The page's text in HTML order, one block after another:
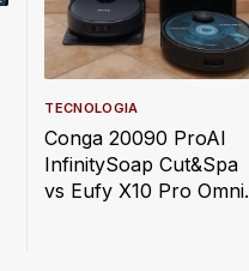
Conga 20090 ProAI
InfinitySoap Cut&Spa
vs Eufy X10 Pro Omni:
TECNOLOGIA